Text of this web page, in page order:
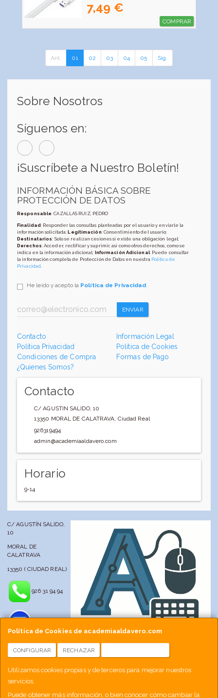
7,49 €
COMPRAR
Ant. 01 02 03 04 05 Sig.
Política de Cookies de academiaaldavero.com
CONFIGURAR RECHAZAR
Utilizamos cookies propias y de terceros para mejorar nuestros
servicios.
Puede obtener más información, o bien conocer cómo cambiar la
Sobre Nosotros
Síguenos en:
¡Suscríbete a Nuestro Boletín!
INFORMACIÓN BÁSICA SOBRE
PROTECCIÓN DE DATOS
Responsable: CAZALLAS RUIZ, PEDRO
Finalidad: Responder las consultas planteadas por el usuario y enviarle la
información solicitada;Legitimación: Consentimiento del usuario;
Destinatarios: Solo se realizan cesiones si existe una obligación legal;
Derechos: Acceder, rectificar y suprimir, así como otros derechos, como se
indica en la información adicional; Información Adicional: Puede consultar
la información completa de Protección de Datos en nuestra Política de
Privacidad
He leído y acepto la Política de Privacidad.
ENVIAR
Contacto
Información Legal
Política Privacidad
Política de Cookies
Condiciones de Compra
Formas de Pago
¿Quienes Somos?
Contacto
C/ AGUSTIN SALIDO, 10
13350 MORAL DE CALATRAVA, Ciudad Real
926319494
admin@academiaaldavero.com
Horario
9-14
C/ AGUSTÍN SALIDO,
10
MORAL DE
CALATRAVA
13350 ( CIUDAD REAL)
926 31 94 94